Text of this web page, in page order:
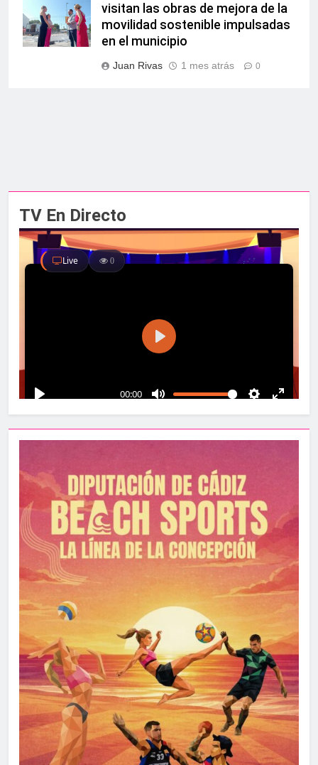
TV En Directo
visitan las obras de mejora de la
movilidad sostenible impulsadas
en el municipio
Juan Rivas 1 mes atrás 0